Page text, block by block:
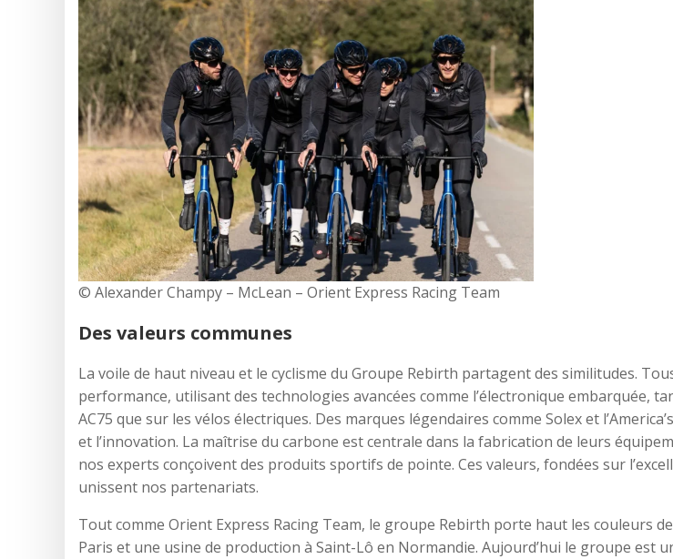
© Alexander Champy – McLean – Orient Express Racing Team
Des valeurs communes
La voile de haut niveau et le cyclisme du Groupe Rebirth partagent des similitudes.
performance, utilisant des technologies avancées comme l’électronique embarquée,
AC75 que sur les vélos électriques. Des marques légendaires comme Solex et
et l’innovation. La maîtrise du carbone est centrale dans la fabrication de leurs
nos experts conçoivent des produits sportifs de pointe. Ces valeurs, fondées sur
unissent nos partenariats.
Tout comme Orient Express Racing Team, le groupe Rebirth porte haut les couleurs
Paris et une usine de production à Saint-Lô en Normandie. Aujourd’hui le groupe est